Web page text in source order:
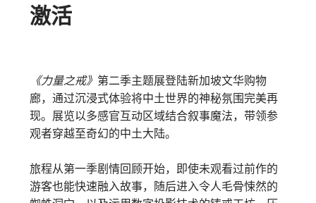
激活
《力量之戒》 第二季主题展登陆新加坡文华购物
廊，通过沉浸式体验将中土世界的神秘氛围完美再
现。展览以多感官互动区域结合叙事魔法，带领参
观者穿越至奇幻的中土大陆。
旅程从第一季剧情回顾开始，即使未观看过前作的
游客也能快速融入故事，随后进入令人毛骨悚然的